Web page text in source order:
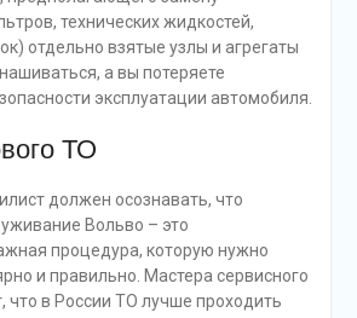
технических жидкостей,
отдельно взятые узлы и агрегаты
а вы потеряете
эксплуатации автомобиля.
ТО
должен осознавать, что
Вольво – это
процедура, которую нужно
и правильно. Мастера сервисного
что в России ТО лучше проходить